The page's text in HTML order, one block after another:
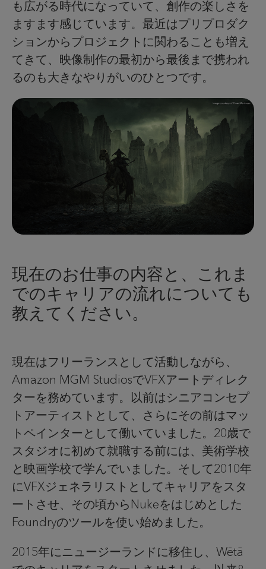
も広がる時代になっていて、創作の楽しさを
ますます感じています。最近はプリプロダク
ションからプロジェクトに関わることも増え
てきて、映像制作の最初から最後まで携われ
るのも大きなやりがいのひとつです。
現在のお仕事の内容と、これま
でのキャリアの流れについても
教えてください。
現在はフリーランスとして活動しながら、
Amazon MGM StudiosでVFXアートディレク
ターを務めています。以前はシニアコンセプ
トアーティストとして、さらにその前はマッ
トペインターとして働いていました。20歳で
スタジオに初めて就職する前には、美術学校
と映画学校で学んでいました。そして2010年
にVFXジェネラリストとしてキャリアをスタ
ートさせ、その頃からNukeをはじめとした
Foundryのツールを使い始めました。
2015年にニュージーランドに移住し、Wētā